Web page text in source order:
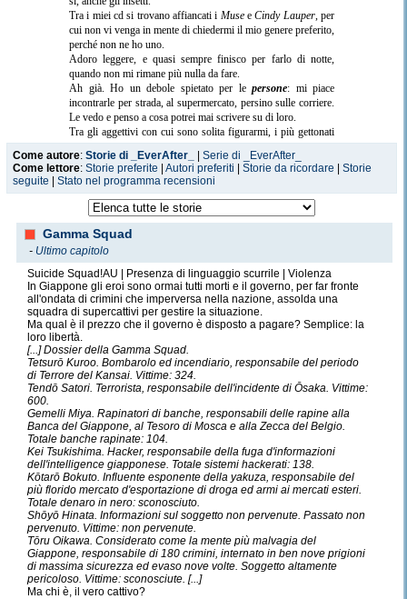
Tra i miei cd si trovano affiancati i MuseeCindy Lauper, per
cui non vi venga in mente di chiedermi il mio genere preferito,
perché non ne ho uno.
Adoro leggere, e quasi sempre finisco per farlo di notte,
quando non mi rimane più nulla da fare.
Ah già. Ho un debole spietato per lepersone: mi piace
incontrarle per strada, al supermercato, persino sulle corriere.
Le vedo e penso a cosa potrei mai scrivere su di loro.
Tra gli aggettivi con cui sono solita figurarmi, i più gettonati
sonobizzarraelunatica, ma tranquilli. So essere una
persona abbastanza piacevole - se m'impegno.
Nelle mie storie, in ogni singolo rigo, ci sonoio .
Quando ho tempo:
Fisse recenti:
Fairy Tail ✽ Haikyuu ✽ Free! ✽
Soul Eater ✽ Naruto ✽ BnHA ✽
KnB ✽ AoT ✽ Black Clover
Criminal Minds ✽ TVD ✽ The
Originals ✽ GoT ✽ Black
Mirror ✽ Quantico ✽ Chernobyl
Come autore: Storie di _EverAfter_
Serie di _EverAfter_
Come lettore: Storie preferite Autori preferiti Storie da ricordare
Storie
seguite
Stato nel programma recensioni
Gamma Squad
- Ultimo capitolo
Suicide Squad!AU | Presenza di linguaggio scurrile | Violenza
In Giappone gli eroi sono ormai tutti morti e il governo, per far fronte
all'ondata di crimini che imperversa nella nazione, assolda una
squadra di supercattivi per gestire la situazione.
Ma qual è il prezzo che il governo è disposto a pagare? Semplice: la
loro libertà.
[...] Dossier della Gamma Squad.
Tetsurō Kuroo. Bombarolo ed incendiario, responsabile del periodo
di Terrore del Kansai. Vittime: 324.
Tendō Satori. Terrorista, responsabile dell'incidente di Ōsaka. Vittime:
600.
Gemelli Miya. Rapinatori di banche, responsabili delle rapine alla
Banca del Giappone, al Tesoro di Mosca e alla Zecca del Belgio.
Totale banche rapinate: 104.
Kei Tsukishima. Hacker, responsabile della fuga d'informazioni
dell'intelligence giapponese. Totale sistemi hackerati: 138.
Kōtarō Bokuto. Influente esponente della yakuza, responsabile del
più florido mercato d'esportazione di droga ed armi ai mercati esteri.
Totale denaro in nero: sconosciuto.
Shōyō Hinata. Informazioni sul soggetto non pervenute. Passato non
pervenuto. Vittime: non pervenute.
Tōru Oikawa. Considerato come la mente più malvagia del
Giappone, responsabile di 180 crimini, internato in ben nove prigioni
di massima sicurezza ed evaso nove volte. Soggetto altamente
pericoloso. Vittime: sconosciute. [...]
Ma chi è, il vero cattivo?